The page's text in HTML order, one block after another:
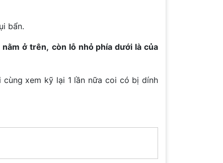
bẩn.
nằm ở trên, còn lỗ nhỏ phía dưới là của
xem kỹ lại 1 lần nữa coi có bị dính